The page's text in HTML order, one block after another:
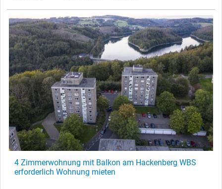
4 Zimmerwohnung mit Balkon am Hackenberg WBS
erforderlich Wohnung mieten